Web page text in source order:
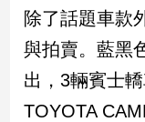
觀
兩
岸/
國
除了話題車款
與拍賣。藍黑
出，3輛賓士
TOYOTA